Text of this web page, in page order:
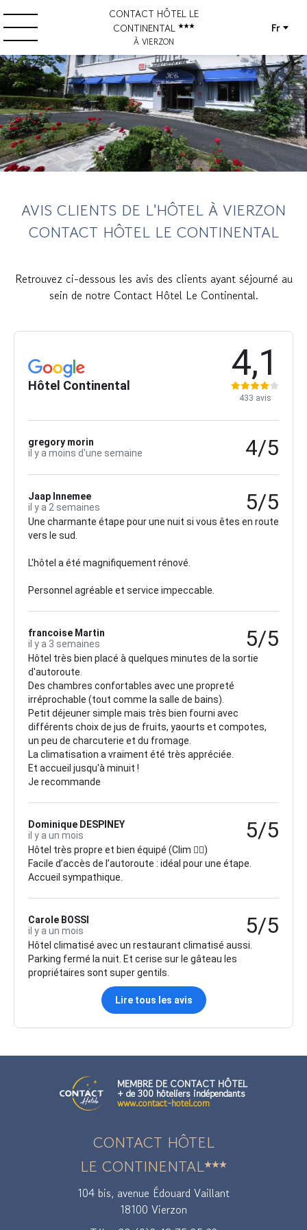
CONTACT HÔTEL LE
CONTINENTAL
À VIERZON
Fr
AVIS CLIENTS DE L'HÔTEL À VIERZON
CONTACT HÔTEL LE CONTINENTAL
Retrouvez ci-dessous les avis des clients ayant séjourné au
sein de notre Contact Hôtel Le Continental.
Hôtel Continental
4,1
433 avis
gregory morin
il y a moins d'une semaine
4/5
Jaap Innemee
il y a 2 semaines
5/5
Une charmante étape pour une nuit si vous êtes en route
vers le sud.
L'hôtel a été magnifiquement rénové.
Personnel agréable et service impeccable.
francoise Martin
il y a 3 semaines
5/5
Hôtel très bien placé à quelques minutes de la sortie
d'autoroute.
Des chambres confortables avec une propreté
irréprochable (tout comme la salle de bains).
Petit déjeuner simple mais très bien fourni avec
différents choix de jus de fruits, yaourts et compotes,
un peu de charcuterie et du fromage.
La climatisation a vraiment été très appréciée.
Et accueil jusqu'à minuit !
Je recommande
Dominique DESPINEY
il y a un mois
5/5
Hôtel très propre et bien équipé (Clim 👍🏻)
Facile d’accès de l’autoroute : idéal pour une étape.
Accueil sympathique.
Carole BOSSI
il y a un mois
5/5
Hôtel climatisé avec un restaurant climatisé aussi.
Parking fermé la nuit. Et cerise sur le gâteau les
propriétaires sont super gentils.
Lire tous les avis
MEMBRE DE CONTACT HÔTEL
+ de 300 hôteliers indépendants
www.contact-hotel.com
CONTACT HÔTEL
LE CONTINENTAL
104 bis, avenue Édouard Vaillant
18100 Vierzon